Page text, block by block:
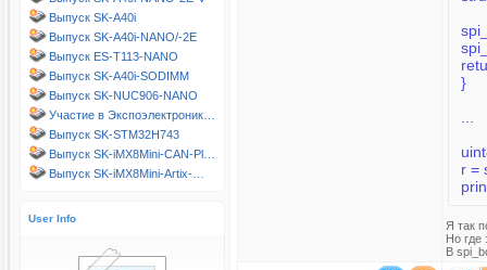
Выпуск SK-A40i
Выпуск SK-A40i-NANO/-2E
Выпуск ES-T113-NANO
Выпуск SK-A40i-SODIMM
Выпуск SK-NUC906-NANO
Участие в Экспоэлектроник…
Выпуск SK-STM32H743
Выпуск SK-iMX8Mini-CAN-Pl…
Выпуск SK-iMX8Mini-Artix-…
User Info
}
r =
Я так
Но где
В